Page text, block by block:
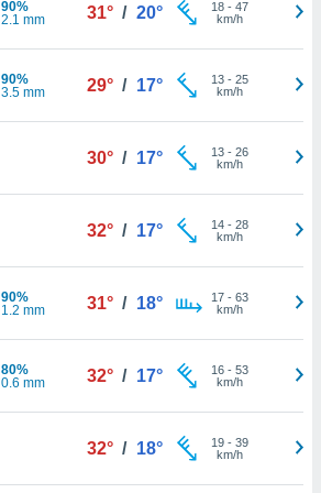
90%
2.1 mm
31° / 20° 18- 47
km/h
90%
3.5 mm
29° / 17° 13- 25
km/h
30° / 17° 13- 26
km/h
32° / 17° 14- 28
km/h
90%
1.2 mm
31° / 18° 17- 63
km/h
80%
0.6 mm
32° / 17° 16- 53
km/h
32° / 18° 19- 39
km/h